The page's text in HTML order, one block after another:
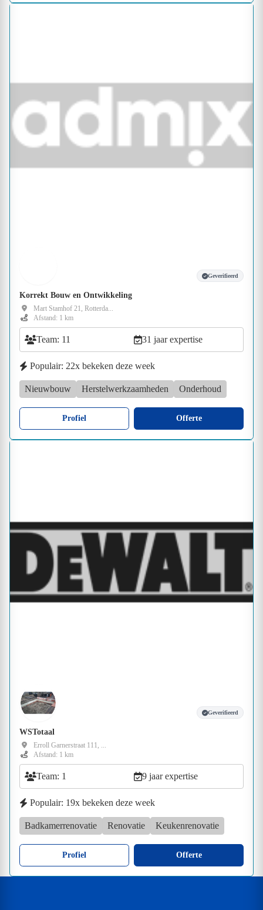
Geverifieerd
Korrekt Bouw en Ontwikkeling
Mart Stamhof 21, Rotterda...
Afstand: 1 km
Team: 11 31 jaar expertise
Populair: 22x bekeken deze week
Nieuwbouw Herstelwerkzaamheden Onderhoud
Profiel Offerte
Geverifieerd
WSTotaal
Erroll Garnerstraat 111, ...
Afstand: 1 km
Team: 1 9 jaar expertise
Populair: 19x bekeken deze week
Badkamerrenovatie Renovatie Keukenrenovatie
Profiel Offerte